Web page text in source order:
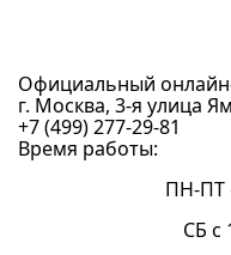
Официальный
г. Москва, 3-я улица
+7 (499) 277-29-81
Время работы:
ПН-ПТ
СБ с